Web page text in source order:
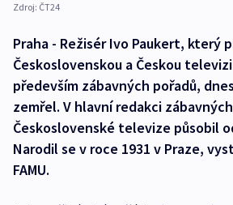
Zdroj: ČT24
Praha - Režisér Ivo Paukert, který
Československou a Českou
především zábavných pořadů,
zemřel. V hlavní redakci
Československé televize působil
Narodil se v roce 1931 v Praze,
FAMU.